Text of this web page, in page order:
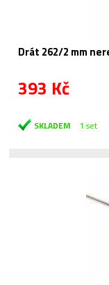
Drát 262/2 mm
393 Kč
SKLADEM 1 set